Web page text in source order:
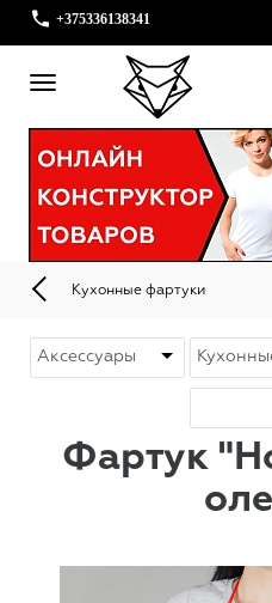
+375336138341
Кухонные фартуки
Фартук